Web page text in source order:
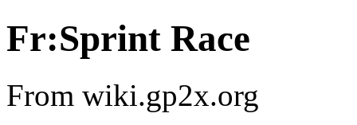
Fr:Sprint Race
From wiki.gp2x.org